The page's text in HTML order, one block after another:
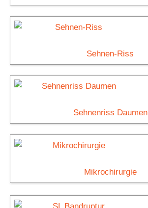
Sehnen-Riss
Sehnenriss Daumen
Mikrochirurgie